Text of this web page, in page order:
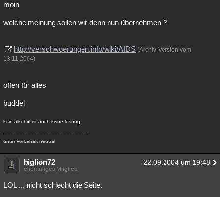
moin
welche meinung sollen wir denn nun übernehmen ?
http://verschwoerungen.info/wiki/AIDS (Archiv-Version vom
13.11.2004)
offen für alles
buddel
kein alkohol ist auch keine lösung
unter vorbehalt neutral
biglion72 22.09.2004 um 19:48
ehemaliges Mitglied
LOL ... nicht schlecht die Seite.